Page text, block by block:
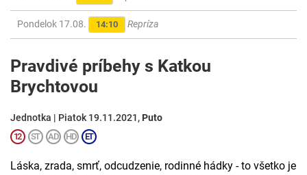
Pondelok 17.08. 14:10 Repríza
Pravdivé príbehy s Katkou
Brychtovou
Jednotka | Piatok 19.11.2021, Puto
Láska, zrada, smrť, odcudzenie, rodinné hádky - to všetko je